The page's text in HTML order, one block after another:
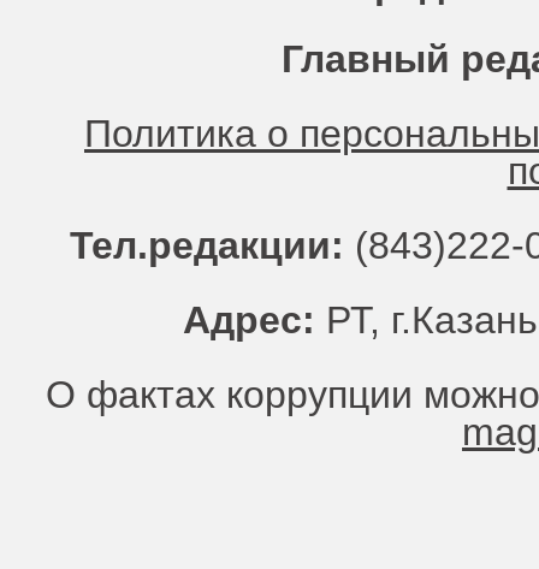
Главный
Политика о
Тел.редакции:
Адрес: РТ,
О фактах коррупции